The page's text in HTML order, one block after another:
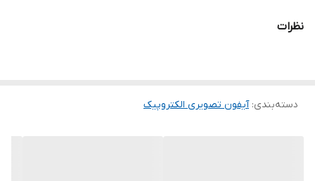
نظرات
دسته‌بندی:آیفون تصویری الکتروپیک